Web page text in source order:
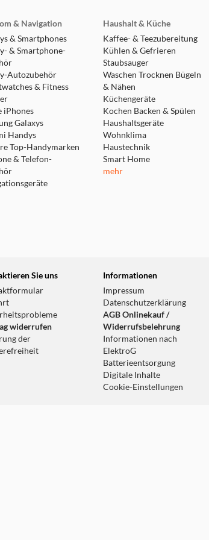
& Navigation
& Smartphones
& Smartphone-
Autozubehör
& Fitness
iPhones
Galaxys
Handys
Top-Handymarken
& Telefon-
Haushalt & Küche
Kaffee- & Teezubereitung
Kühlen & Gefrieren
Staubsauger
Waschen Trocknen Bügeln
& Nähen
Küchengeräte
Kochen Backen & Spülen
Haushaltsgeräte
Wohnklima
Haustechnik
Smart Home
mehr
Sie uns
widerrufen
der
Informationen
Impressum
Datenschutzerklärung
AGB Onlinekauf /
Widerrufsbelehrung
Informationen nach
ElektroG
Batterieentsorgung
Digitale Inhalte
Cookie-Einstellungen